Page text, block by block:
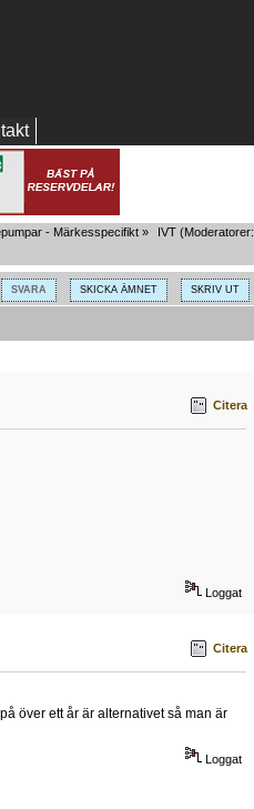
- Märkesspecifikt » IVT(Moderatorer:
SVARA SKICKA ÄMNET SKRIV UT
Citera
Loggat
Citera
över ett år är alternativet så man är
Loggat